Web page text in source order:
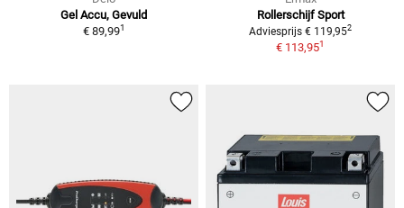
Gel Accu, Gevuld
€ 89,991
Rollerschijf Sport
Adviesprijs € 119,952
€ 113,951